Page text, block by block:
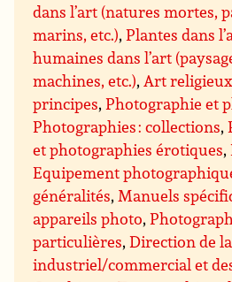
dans l’art (natures mortes,
marins, etc.),Plantes dans
humaines dans l’art
machines, etc.),Art religieux
principes,Photographie et
Photographies : collections,
et photographies érotiques,
Equipement
généralités,Manuels
appareils photo,
particulières,Direction de
industriel/commercial et